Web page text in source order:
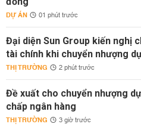
DỰ ÁN 01 phút trước
Đại diện Sun Group kiến nghị
tài chính khi chuyển nhượng
THỊ TRƯỜNG 2 phút trước
Đề xuất cho chuyển nhượng
chấp ngân hàng
THỊ TRƯỜNG 3 giờ trước